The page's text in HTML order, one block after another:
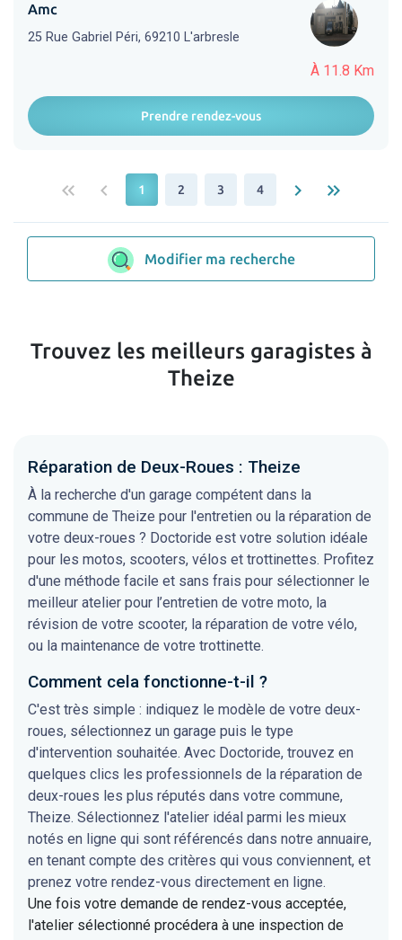
À 11.8 Km
Amc
25 Rue Gabriel Péri, 69210 L'arbresle
Prendre rendez-vous
keyboard_double_arrow_left keyboard_arrow_left 1 2 3 4 keyboard_arrow_right keyboard_double_arrow_right
Modifier ma recherche
Trouvez les meilleurs garagistes à
Theize
Réparation de Deux-Roues : Theize
À la recherche d'un garage compétent dans la
commune de Theize pour l'entretien ou la réparation de
votre deux-roues ? Doctoride est votre solution idéale
pour les motos, scooters, vélos et trottinettes. Profitez
d'une méthode facile et sans frais pour sélectionner le
meilleur atelier pour l’entretien de votre moto, la
révision de votre scooter, la réparation de votre vélo,
ou la maintenance de votre trottinette.
Comment cela fonctionne-t-il ?
C'est très simple : indiquez le modèle de votre deux-
roues, sélectionnez un garage puis le type
d'intervention souhaitée. Avec Doctoride, trouvez en
quelques clics les professionnels de la réparation de
deux-roues les plus réputés dans votre commune,
Theize. Sélectionnez l'atelier idéal parmi les mieux
notés en ligne qui sont référencés dans notre annuaire,
en tenant compte des critères qui vous conviennent, et
prenez votre rendez-vous directement en ligne.
Une fois votre demande de rendez-vous acceptée,
l'atelier sélectionné procédera à une inspection de